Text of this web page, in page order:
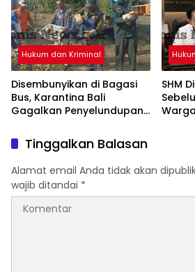
Hukum dan Kriminal
Disembunyikan di Bagasi
Bus, Karantina Bali
Gagalkan Penyelundupan
Tengah
SHM
Tinggalkan Balasan
Alamat email Anda tidak akan
wajib ditandai *